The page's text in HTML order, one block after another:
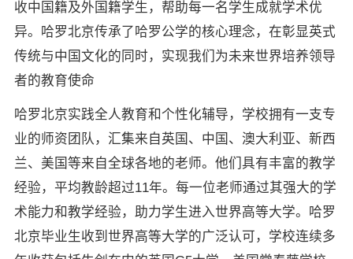
收中国籍及外国籍学生，帮助每一名学生成就学术优
异。哈罗北京传承了哈罗公学的核心理念，在彰显英式
传统与中国文化的同时，实现我们为未来世界培养领导
者的教育使命
哈罗北京实践全人教育和个性化辅导，学校拥有一支专
业的师资团队，汇集来自英国、中国、澳大利亚、新西
兰、美国等来自全球各地的老师。他们具有丰富的教学
经验，平均教龄超过11年。每一位老师通过其强大的学
术能力和教学经验，助力学生进入世界高等大学。哈罗
北京毕业生收到世界高等大学的广泛认可，学校连续多